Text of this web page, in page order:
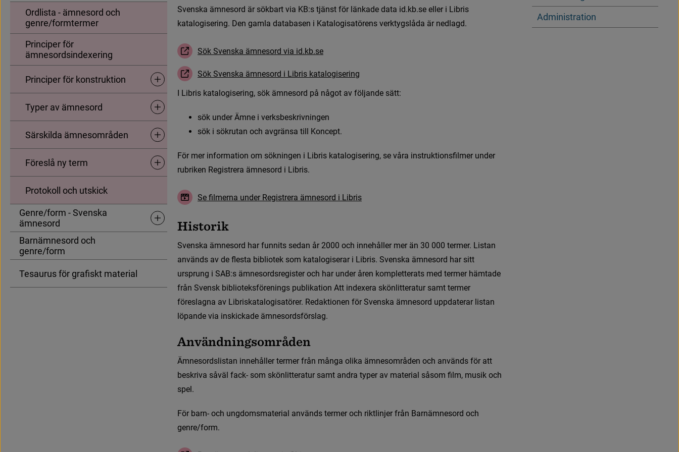
Ordlista - ämnesord och
genre/formtermer
Principer för
ämnesordsindexering
Principer för konstruktion Undersidor för Principer för konstruktion
Typer av ämnesord Undersidor för Typer av ämnesord
Särskilda ämnesområden Undersidor för Särskilda ämnesområden
Föreslå ny term Undersidor för Föreslå ny term
Protokoll och utskick
Genre/form - Svenska
ämnesord
Undersidor för Genre/form - Svenska ämnesord
Barnämnesord och
genre/form
Tesaurus för grafiskt material
Svenska ämnesord är sökbart via KB:s tjänst för länkade data id.kb.se eller i Libris
katalogisering. Den gamla databasen i Katalogisatörens verktygslåda är nedlagd.
Sök Svenska ämnesord via id.kb.se
(Län till annan webbplats, öppnas i nytt
Sök Svenska ämnesord i Libris katalogisering
(Län till annan webbplats, öppnas i nytt fönster)Länk till annan webbplats, öppnas i nytt fönster
I Libris katalogisering, sök ämnesord på något av följande sätt:
sök under Ämne i verksbeskrivningen
sök i sökrutan och avgränsa till Koncept.
För mer information om sökningen i Libris katalogisering, se våra instruktionsflmer under
rubriken Registrera ämnesord i Libris.
Se flmerna under Registrera ämnesord i Libris
Historik
Svenska ämnesord har funnits sedan år 2000 och innehåller mer än 30 000 termer. Listan
används av de festa bibliotek som katalogiserar i Libris. Svenska ämnesord har sitt
ursprung i SAB:s ämnesordsregister och har under åren kompletterats med termer hämtade
från Svensk biblioteksförenings publikation Att indexera skönlitteratur samt termer
föreslagna av Libriskatalogisatörer. Redaktionen för Svenska ämnesord uppdaterar listan
löpande via inskickade ämnesordsförslag.
Användningsområden
Ämnesordslistan innehåller termer från många olika ämnesområden och används för att
beskriva såväl fack- som skönlitteratur samt andra typer av material såsom flm, musik och
spel.
För barn- och ungdomsmaterial används termer och riktlinjer från Barnämnesord och
genre/form.
Administration